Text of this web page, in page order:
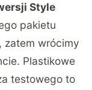
Style
pakietu
zatem wrócimy
Plastikowe
testowego to